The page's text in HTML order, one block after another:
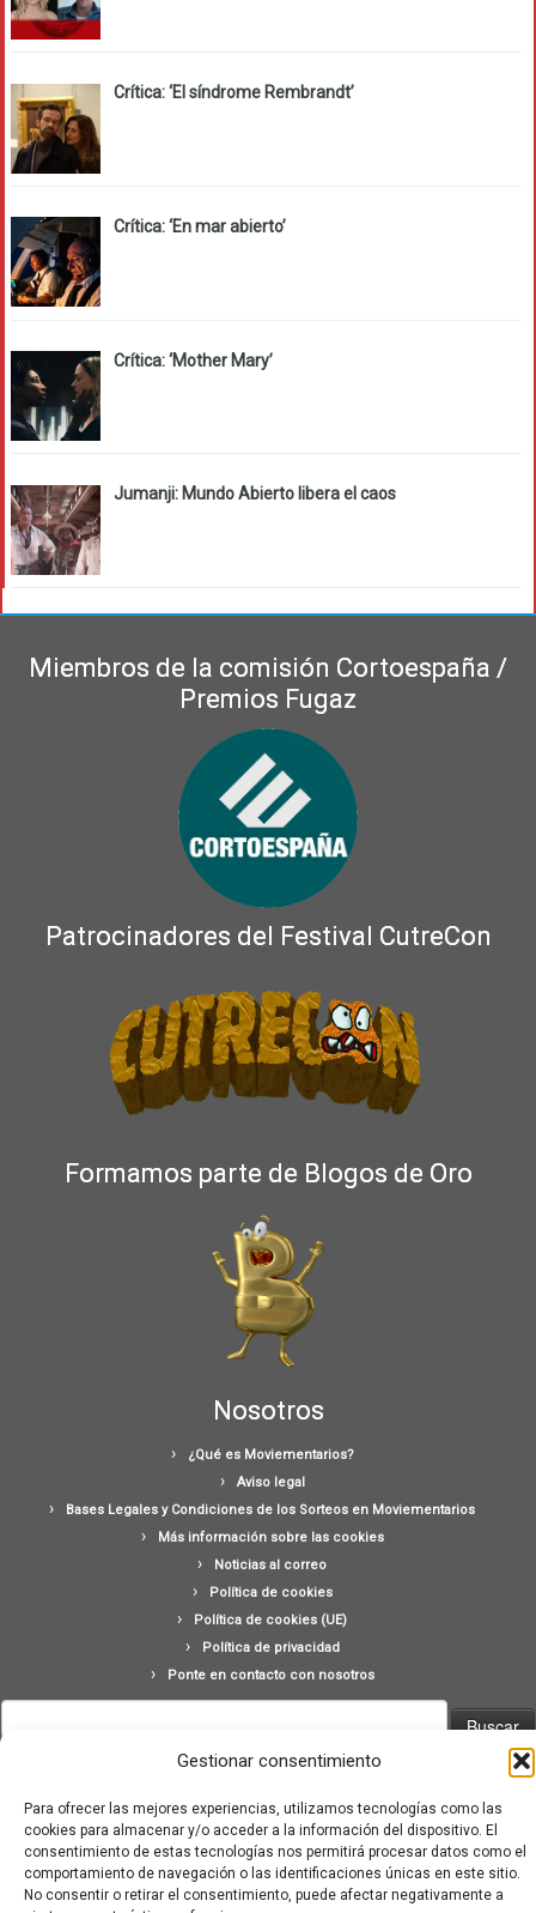
Gestionar consentimiento
Para ofrecer las mejores experiencias, utilizamos tecnologías como las
cookies para almacenar y/o acceder a la información del dispositivo. El
consentimiento de estas tecnologías nos permitirá procesar datos como el
comportamiento de navegación o las identificaciones únicas en este sitio.
No consentir o retirar el consentimiento, puede afectar negativamente a
Crítica: ‘El síndrome Rembrandt’
Crítica: ‘En mar abierto’
Crítica: ‘Mother Mary’
Jumanji: Mundo Abierto libera el caos
Miembros de la comisión Cortoespaña /
Premios Fugaz
Patrocinadores del Festival CutreCon
Formamos parte de Blogos de Oro
Nosotros
¿Qué es Moviementarios?
Aviso legal
Bases Legales y Condiciones de los Sorteos en Moviementarios
Más información sobre las cookies
Noticias al correo
Política de cookies
Política de cookies (UE)
Política de privacidad
Ponte en contacto con nosotros
·© 2026 Moviementarios·Funciona con
·
Tema Customizr